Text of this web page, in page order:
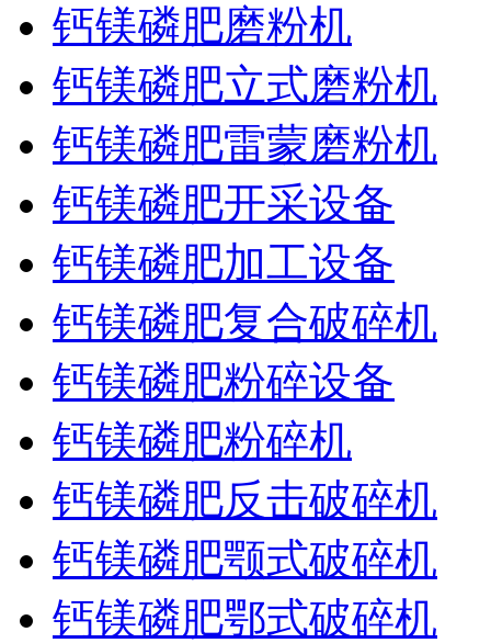
钙镁磷肥磨粉机
钙镁磷肥立式磨粉机
钙镁磷肥雷蒙磨粉机
钙镁磷肥开采设备
钙镁磷肥加工设备
钙镁磷肥复合破碎机
钙镁磷肥粉碎设备
钙镁磷肥粉碎机
钙镁磷肥反击破碎机
钙镁磷肥颚式破碎机
钙镁磷肥鄂式破碎机